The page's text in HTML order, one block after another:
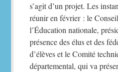
s’agit d’un projet. Les
réunir en février : le
l’Éducation nationale,
présence des élus et des
d’élèves et le Comité
départemental, qui va